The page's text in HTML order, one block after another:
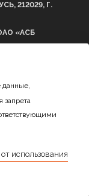
212029, Г.
«АСБ
данные,
запрета
использования